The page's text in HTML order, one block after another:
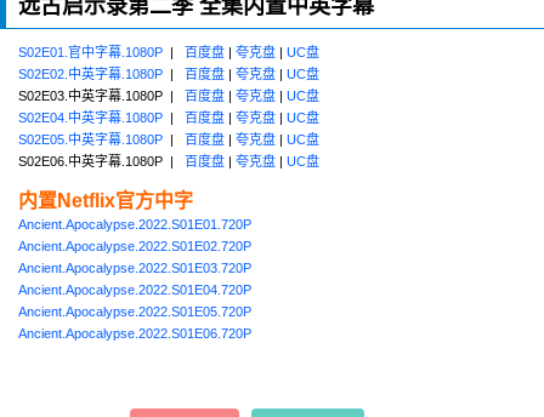
远古启示录第二季 全集内置中英字幕
S02E01.官中字幕.1080P | 百度盘 | 夸克盘 | UC盘
S02E02.中英字幕.1080P | 百度盘 | 夸克盘 | UC盘
S02E03.中英字幕.1080P | 百度盘 | 夸克盘 | UC盘
S02E04.中英字幕.1080P | 百度盘 | 夸克盘 | UC盘
S02E05.中英字幕.1080P | 百度盘 | 夸克盘 | UC盘
S02E06.中英字幕.1080P | 百度盘 | 夸克盘 | UC盘
内置Netflix官方中字
Ancient.Apocalypse.2022.S01E01.720P
Ancient.Apocalypse.2022.S01E02.720P
Ancient.Apocalypse.2022.S01E03.720P
Ancient.Apocalypse.2022.S01E04.720P
Ancient.Apocalypse.2022.S01E05.720P
Ancient.Apocalypse.2022.S01E06.720P